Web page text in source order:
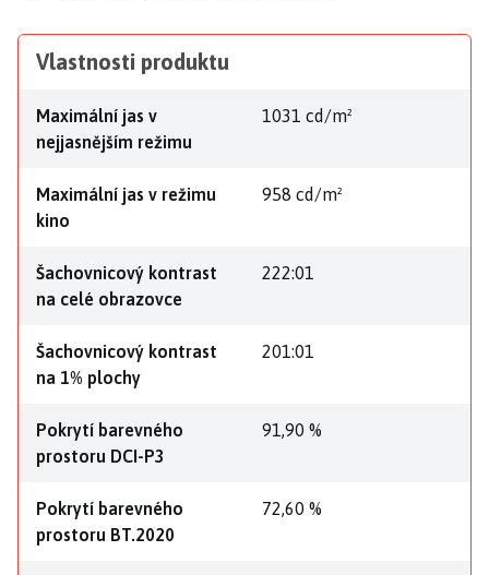
Vlastnosti produktu
Maximální jas v
nejjasnějším režimu
1031 cd/m²
Maximální jas v režimu
kino
958 cd/m²
Šachovnicový kontrast
na celé obrazovce
222:01
Šachovnicový kontrast
na 1% plochy
201:01
Pokrytí barevného
prostoru DCI-P3
91,90 %
Pokrytí barevného
prostoru BT.2020
72,60 %